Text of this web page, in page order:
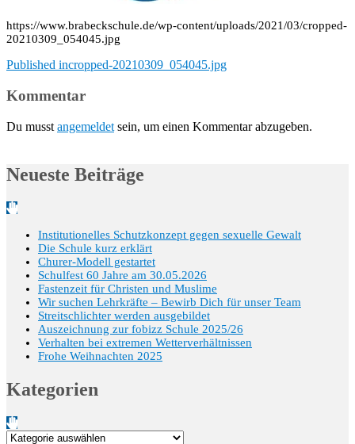
https://www.brabeckschule.de/wp-content/uploads/2021/03/cropped-
20210309_054045.jpg
Beitragsnavigation
Published incropped-20210309_054045.jpg
Kommentar
Du musst angemeldet sein, um einen Kommentar abzugeben.
Neueste Beiträge
Institutionelles Schutzkonzept gegen sexuelle Gewalt
Die Schule kurz erklärt
Churer-Modell gestartet
Schulfest 60 Jahre am 30.05.2026
Fastenzeit für Christen und Muslime
Wir suchen Lehrkräfte – Bewirb Dich für unser Team
Streitschlichter werden ausgebildet
Auszeichnung zur fobizz Schule 2025/26
Verhalten bei extremen Wetterverhältnissen
Frohe Weihnachten 2025
Kategorien
Kategorien